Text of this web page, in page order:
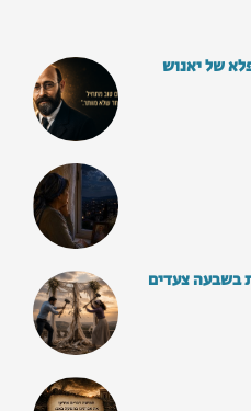
של יאנוש
בשבעה צעדים
את התכנים
החדשים?
טובה' וקבלו פעם
חינם
מענה על השאלות הכי
מעולים לחיים: